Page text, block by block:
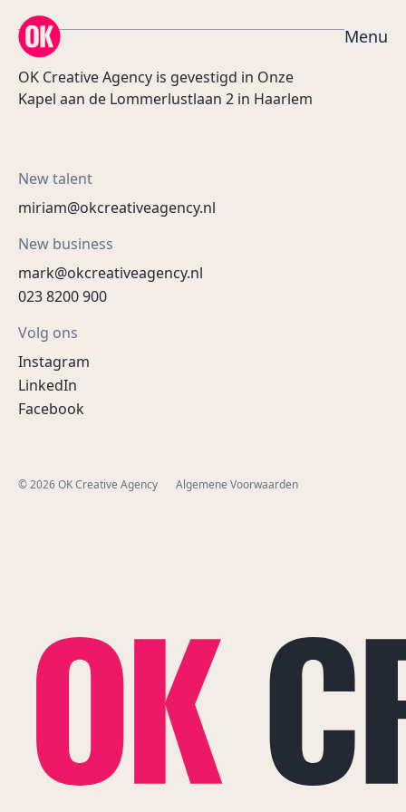
OK Creative Agency
Menu
OK Creative Agency is gevestigd in Onze
Kapel aan de Lommerlustlaan 2 in Haarlem
New talent
miriam@okcreativeagency.nl
New business
mark@okcreativeagency.nl
023 8200 900
Volg ons
Instagram
LinkedIn
Facebook
© 2026 OK Creative Agency Algemene Voorwaarden